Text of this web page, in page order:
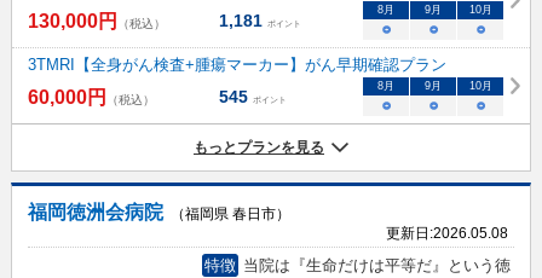
130,000円 （税込） 1,181 ポイント
8月 9月 10月
○ ○ ○
3TMRI【全身がん検査+腫瘍マーカー】がん早期確認プラン
60,000円 （税込） 545 ポイント
8月 9月 10月
○ ○ ○
もっとプランを見る
福岡徳洲会病院
（福岡県 春日市）
更新日:2026.05.08
特徴 当院は『生命だけは平等だ』という徳